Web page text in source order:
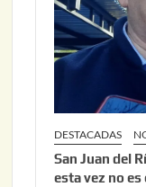
DESTACADAS
San Juan del
esta vez no es